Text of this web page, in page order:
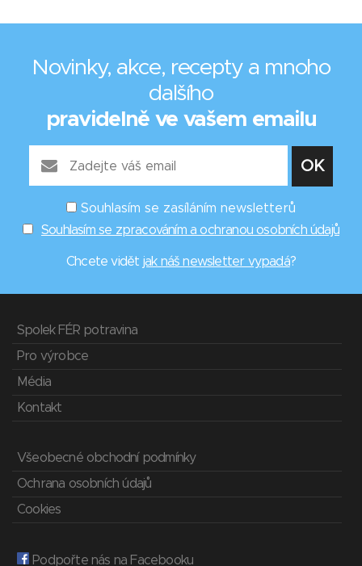
Novinky, akce, recepty a mnoho
dalšího
pravidelně ve vašem emailu
Souhlasím se zasíláním newsletterů
Souhlasím se zpracováním a ochranou osobních údajů
Chcete vidět jak náš newsletter vypadá?
Spolek FÉR potravina
Pro výrobce
Média
Kontakt
Všeobecné obchodní podmínky
Ochrana osobních údajů
Cookies
Podpořte nás na Facebooku